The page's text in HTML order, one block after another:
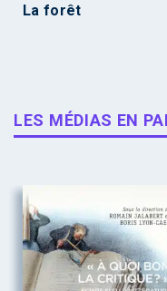
La forêt
LES MÉDIAS EN